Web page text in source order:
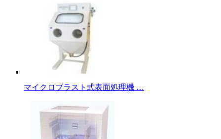
マイクロブラスト式表面処理機 …